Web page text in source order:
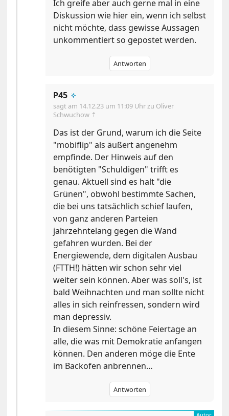
Ich greife aber auch gerne mal in eine
Diskussion wie hier ein, wenn ich selbst
nicht möchte, dass gewisse Aussagen
unkommentiert so gepostet werden.
Antworten
P45 🔅
sagt am 14.12.23 um 11:09 Uhrzu Oliver
Schwuchow ⇡
Das ist der Grund, warum ich die Seite
"mobiflip" als äußert angenehm
empfinde. Der Hinweis auf den
benötigten "Schuldigen" trifft es
genau. Aktuell sind es halt "die
Grünen", obwohl bestimmte Sachen,
die bei uns tatsächlich schief laufen,
von ganz anderen Parteien
jahrzehntelang gegen die Wand
gefahren wurden. Bei der
Energiewende, dem digitalen Ausbau
(FTTH!) hätten wir schon sehr viel
weiter sein können. Aber was soll's, ist
bald Weihnachten und man sollte nicht
alles in sich reinfressen, sondern wird
man depressiv.
In diesem Sinne: schöne Feiertage an
alle, die was mit Demokratie anfangen
können. Den anderen möge die Ente
im Backofen anbrennen…
Antworten